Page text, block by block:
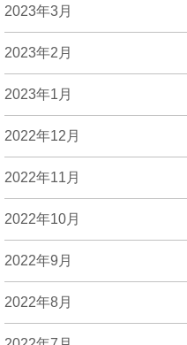
2023年3月
2023年2月
2023年1月
2022年12月
2022年11月
2022年10月
2022年9月
2022年8月